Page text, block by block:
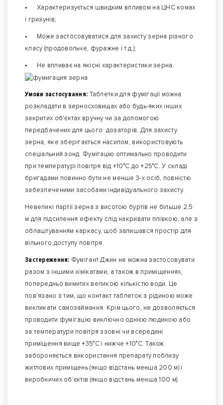
•
Характеризується швидким впливом на ЦНС комах
і гризунів;
•
Може застосовуватися для захисту зерна різного
класу (продовольче, фуражне і т.д.);
• Не впливає на якісні характеристики зерна.
Умови застосування: Таблетки для фумігації можна
розкладати в зерносховищах або будь-яких інших
закритих об’єктах вручну чи за допомогою
передбачених для цього дозаторів. Для захисту
зерна, яке зберігається насипом, використовують
спеціальний зонд. Фумігацію оптимально проводити
при температурі повітря від +10°С до +25°С. У складі
бригадами повинно бути не менше 3-х осіб, повністю
забезпеченими засобами індивідуального захисту.
Невеликі партії зерна з висотою буртів не більше 2,5
м для підсилення ефекту слід накривати плівкою, але з
облаштуванням каркасу, щоб залишався простір для
вільного доступу повітря.
Застереження: Фумігант Джин не можна застосовувати
разом з іншими хімікатами, а також в приміщеннях,
попередньо вимитих великою кількістю води. Це
пов’язано з тим, що контакт таблеток з рідиною може
викликати самозаймання. Крім цього, не дозволяється
проводити фумігацію виключно однією людиною або
за температури повітря ззовні чи всередині
приміщення вище +35°С і нижче +10°С. Також
забороняється використання препарату поблизу
житлових приміщень (якщо відстань менша 200 м) і
виробничих об'єктів (якщо відстань менша 100 м).